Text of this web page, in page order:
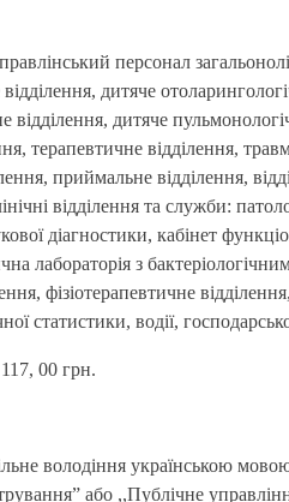
персонал
дитяче
відділення, дитяче
терапевтичне відділення,
приймальне відділення,
відділення та служби:
діагностики, кабінет
лабораторія з
фізіотерапевтичне
статистики, водії,
00 грн.
володіння українською
або ,,Публічне